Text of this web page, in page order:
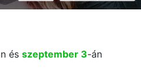
és szeptember 3-án